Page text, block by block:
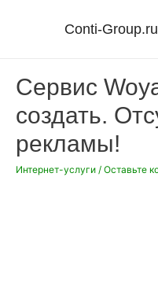
Conti-Group.ru
Сервис
создать.
рекламы!
Интернет-услуги / Оставьте